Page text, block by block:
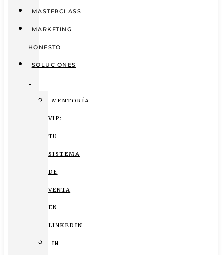
MASTERCLASS
MARKETING
HONESTO
SOLUCIONES
MENTORÍA
VIP:
TU
SISTEMA
DE
VENTA
EN
LINKEDIN
IN